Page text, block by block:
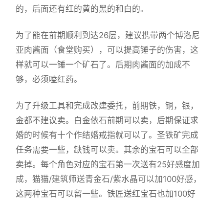
的，后面还有红的黄的黑的和白的。
为了能在前期顺利到达26层，建议携带两个博洛尼
亚肉酱面（食堂购买），可以提高锤子的伤害，这
样就可以一锤一个矿石了。后期肉酱面的加成不
够，必须嗑红药。
为了升级工具和完成改建委托，前期铁，铜，银，
金都不建议卖。白金依石前期可以卖，后期保证求
婚的时候有十个作结婚戒指就可以了。圣铁矿完成
任务需要一些，缺钱可以卖。其余的宝石可以全部
卖掉。每个角色对应的宝石第一次送有25好感度加
成，猫猫/建筑师送青金石/紫水晶可以加100好感，
这两种宝石可以留一些。铁匠送红宝石也加100好